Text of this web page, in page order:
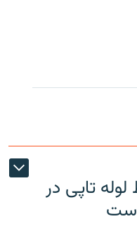
خط لوله تاپی در